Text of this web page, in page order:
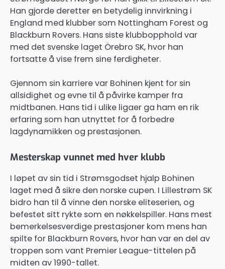
Han gjorde deretter en betydelig innvirkning i
England med klubber som Nottingham Forest og
Blackburn Rovers. Hans siste klubbopphold var
med det svenske laget Örebro SK, hvor han
fortsatte å vise frem sine ferdigheter.
Gjennom sin karriere var Bohinen kjent for sin
allsidighet og evne til å påvirke kamper fra
midtbanen. Hans tid i ulike ligaer ga ham en rik
erfaring som han utnyttet for å forbedre
lagdynamikken og prestasjonen.
Mesterskap vunnet med hver klubb
I løpet av sin tid i Strømsgodset hjalp Bohinen
laget med å sikre den norske cupen. I Lillestrøm SK
bidro han til å vinne den norske eliteserien, og
befestet sitt rykte som en nøkkelspiller. Hans mest
bemerkelsesverdige prestasjoner kom mens han
spilte for Blackburn Rovers, hvor han var en del av
troppen som vant Premier League-tittelen på
midten av 1990-tallet.